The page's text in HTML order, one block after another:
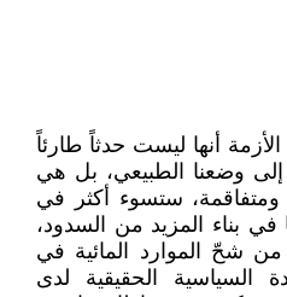
أنها ليست حدثاً طارئاً
وضعنا الطبيعي، بل هي
ستسوء أكثر في
في بناء المزيد من السدود،
من شحّ الموارد المائية في
السياسية الحقيقية لدى